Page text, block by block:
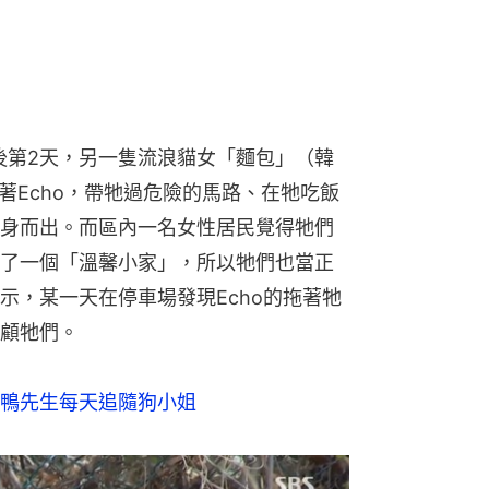
2天，另一隻流浪貓女「麵包」（韓
Echo，帶牠過危險的馬路、在牠吃飯
而出。而區內一名女性居民覺得牠們
一個「溫馨小家」，所以牠們也當正
，某一天在停車場發現Echo的拖著牠
牠們。
先生每天追隨狗小姐